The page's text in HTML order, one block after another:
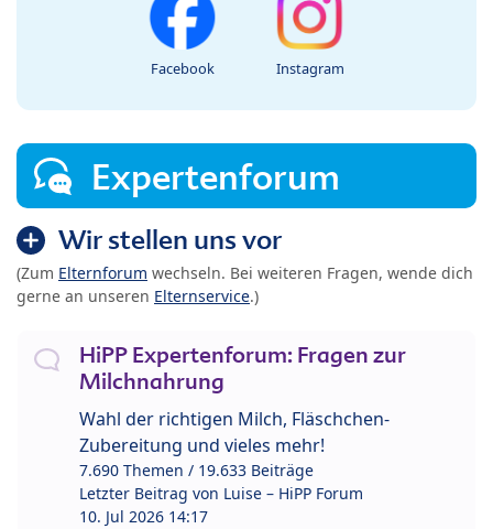
Facebook Instagram
Expertenforum
Wir stellen uns vor
(Zum Elternforum wechseln. Bei weiteren Fragen, wende dich
gerne an unseren Elternservice.)
HiPP Expertenforum: Fragen zur
Milchnahrung
Wahl der richtigen Milch, Fläschchen-
Zubereitung und vieles mehr!
7.690 Themen / 19.633 Beiträge
Letzter Beitrag von Luise – HiPP Forum
10. Jul 2026 14:17